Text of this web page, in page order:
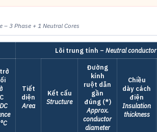
– 3 Phase + 1 Neutral Cores
Lõi trung tính – Neutral conductor
Tiết
diện
Area
Kết cấu
Structure
Đường
kính
ruột dẫn
gần
đúng (*)
Approx.
conductor
diameter
Chiều
dày cách
điện
Insulation
thickness